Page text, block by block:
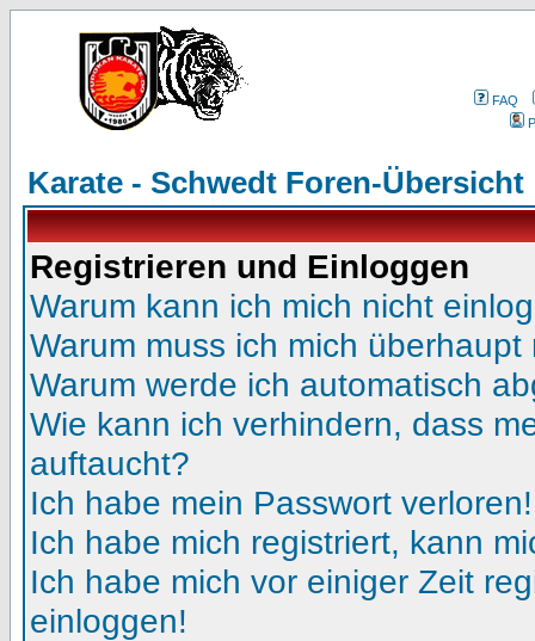
FAQ
Karate - Schwedt Foren-Übersicht
Registrieren und Einloggen
Warum kann ich mich nicht
Warum muss ich mich überhaupt
Warum werde ich automatisch
Wie kann ich verhindern, dass
auftaucht?
Ich habe mein Passwort verloren!
Ich habe mich registriert, kann
Ich habe mich vor einiger Zeit
einloggen!